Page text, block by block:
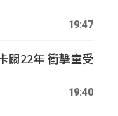
19:47
關22年 衝擊童受
19:40